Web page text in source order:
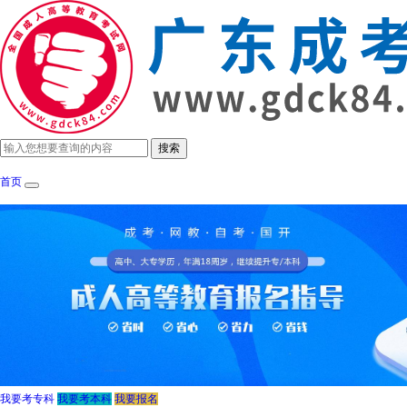
首页
招生简章 报考指南
我要考专科 我要考本科 我要报名